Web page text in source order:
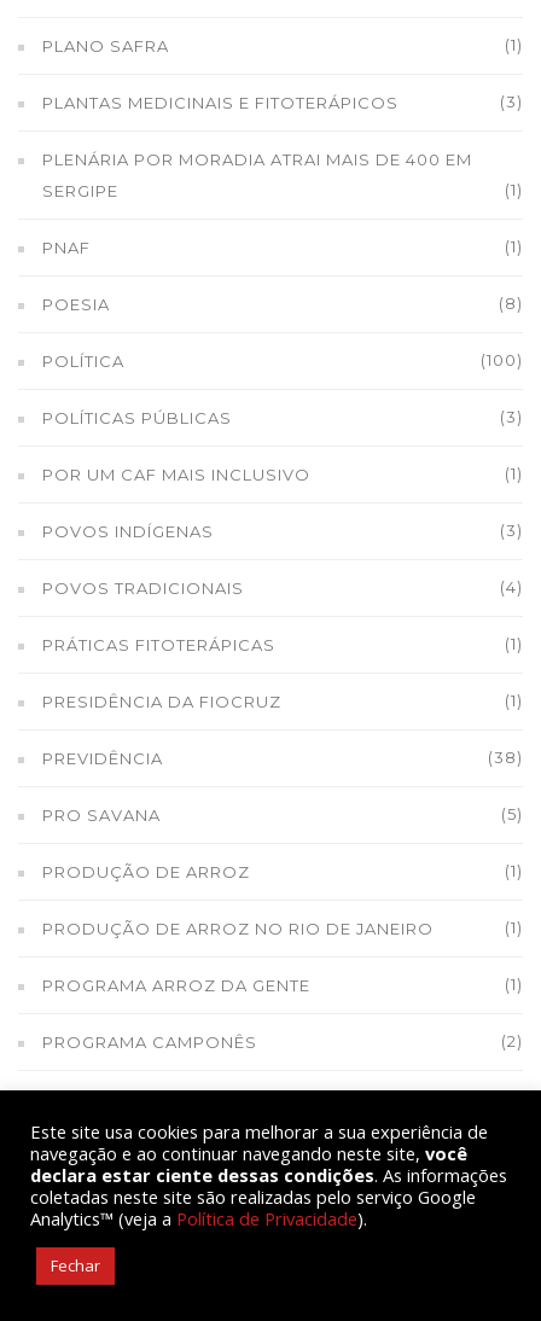
PLANO SAFRA (1)
PLANTAS MEDICINAIS E FITOTERÁPICOS (3)
PLENÁRIA POR MORADIA ATRAI MAIS DE 400 EM
SERGIPE
(1)
PNAF (1)
POESIA (8)
POLÍTICA (100)
POLÍTICAS PÚBLICAS (3)
POR UM CAF MAIS INCLUSIVO (1)
POVOS INDÍGENAS (3)
POVOS TRADICIONAIS (4)
PRÁTICAS FITOTERÁPICAS (1)
PRESIDÊNCIA DA FIOCRUZ (1)
PREVIDÊNCIA (38)
PRO SAVANA (5)
PRODUÇÃO DE ARROZ (1)
PRODUÇÃO DE ARROZ NO RIO DE JANEIRO (1)
PROGRAMA ARROZ DA GENTE (1)
PROGRAMA CAMPONÊS (2)
QUILOMBO DE MANGARATIBA
QUILOMBO SANTA JUSTINA E SANTA IZABEL
QUILOMBOLA
Este site usa cookies para melhorar a sua experiência de
navegação e ao continuar navegando neste site, você
declara estar ciente dessas condições. As informações
coletadas neste site são realizadas pelo serviço Google
Analytics™ (veja a Política de Privacidade).
Fechar